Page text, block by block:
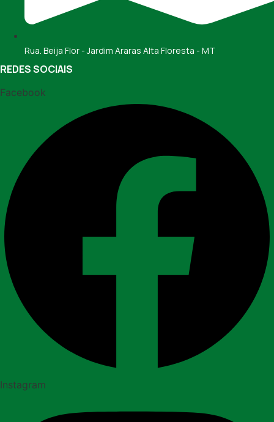
Rua. Beija Flor - Jardim Araras Alta Floresta - MT
REDES SOCIAIS
Facebook
Instagram